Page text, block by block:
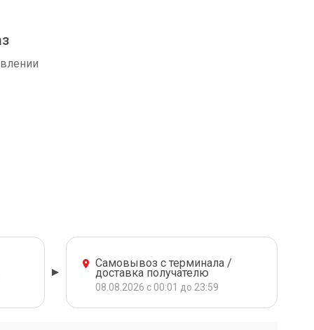
Самовывоз с терминала /
доставка получателю
08.08.2026 с 00:01 до 23:59